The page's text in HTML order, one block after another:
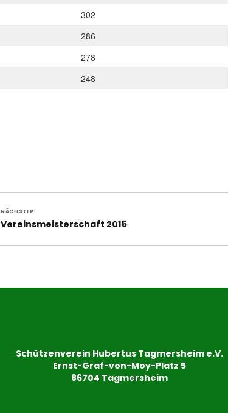
302
286
278
248
NÄCHSTER
Nächster
Vereinsmeisterschaft 2015
Schützenverein Hubertus Tagmersheim e.V.
Ernst-Graf-von-Moy-Platz 5
86704 Tagmersheim